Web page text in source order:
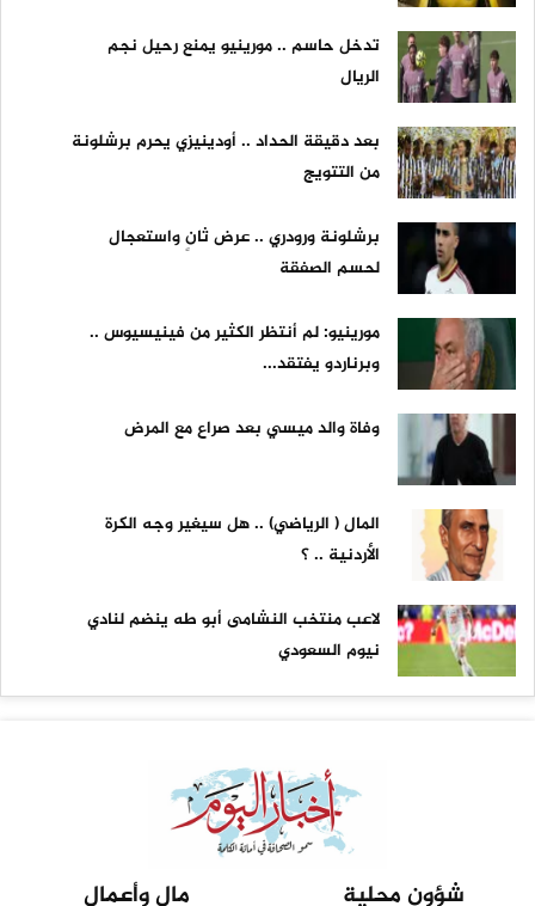
تدخل حاسم .. مورينيو يمنع رحيل نجم
الريال
بعد دقيقة الحداد .. أودينيزي يحرم برشلونة
من التتويج
برشلونة ورودري .. عرض ثانٍ واستعجال
لحسم الصفقة
مورينيو: لم أنتظر الكثير من فينيسيوس ..
وبرناردو يفتقد...
وفاة والد ميسي بعد صراع مع المرض
المال ( الرياضي) .. هل سيغير وجه الكرة
الأردنية .. ؟
لاعب منتخب النشامى أبو طه ينضم لنادي
نيوم السعودي
شؤون محلية مال وأعمال